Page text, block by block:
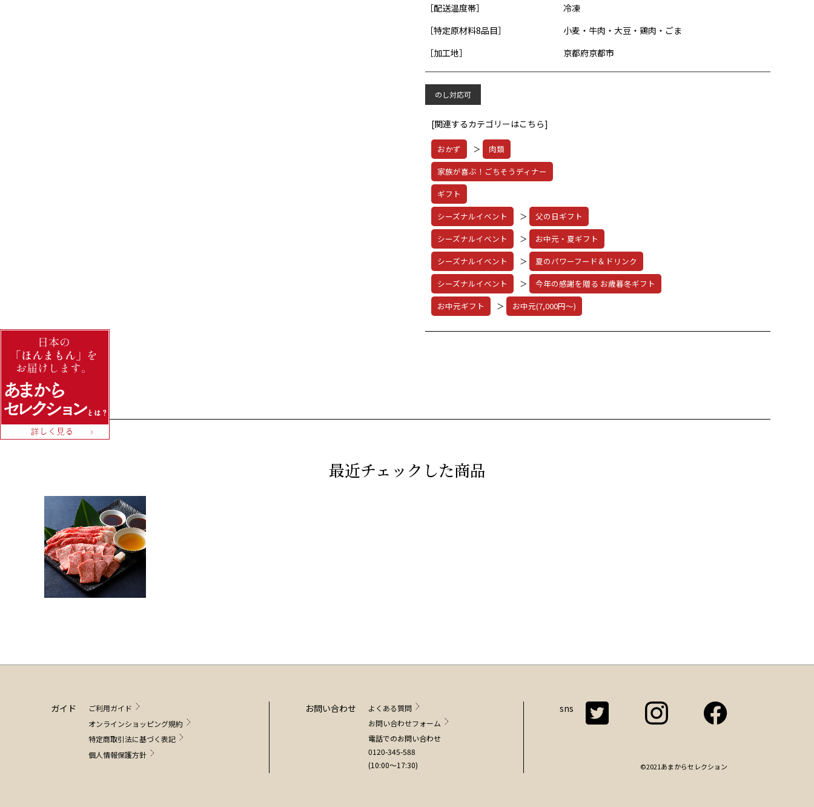
［配送温度帯］
冷凍
［特定原材料8品目］
小麦・牛肉・大豆・鶏肉・ごま
［加工地］
京都府京都市
のし対応可
[関連するカテゴリーはこちら]
おかず ＞
肉類
家族が喜ぶ！ごちそうディナー
ギフト
シーズナルイベント
＞
父の日ギフト
シーズナルイベント
＞
お中元・夏ギフト
シーズナルイベント
＞
夏のパワーフード＆ドリンク
シーズナルイベント
＞
今年の感謝を贈る お歳暮冬ギフト
お中元ギフト
＞ お中元(7,000円～)
最近チェックした商品
ガイド
ご利用ガイド
オンラインショッピング規約
特定商取引法に基づく表記
個人情報保護方針
お問い合わせ
よくある質問
お問い合わせフォーム
電話でのお問い合わせ
0120-345-588
(10:00～17:30)
sns
©2021あまからセレクション